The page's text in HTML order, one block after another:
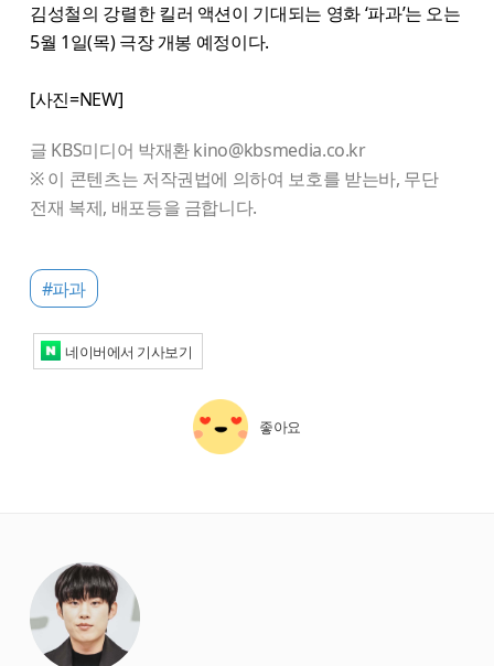
김성철의 강렬한 킬러 액션이 기대되는 영화 ‘파과’는 오는
5월 1일(목) 극장 개봉 예정이다.
[사진=NEW]
글 KBS미디어 박재환 kino@kbsmedia.co.kr
※ 이 콘텐츠는 저작권법에 의하여 보호를 받는바, 무단
전재 복제, 배포등을 금합니다.
#파과
네이버에서 기사보기
좋아요